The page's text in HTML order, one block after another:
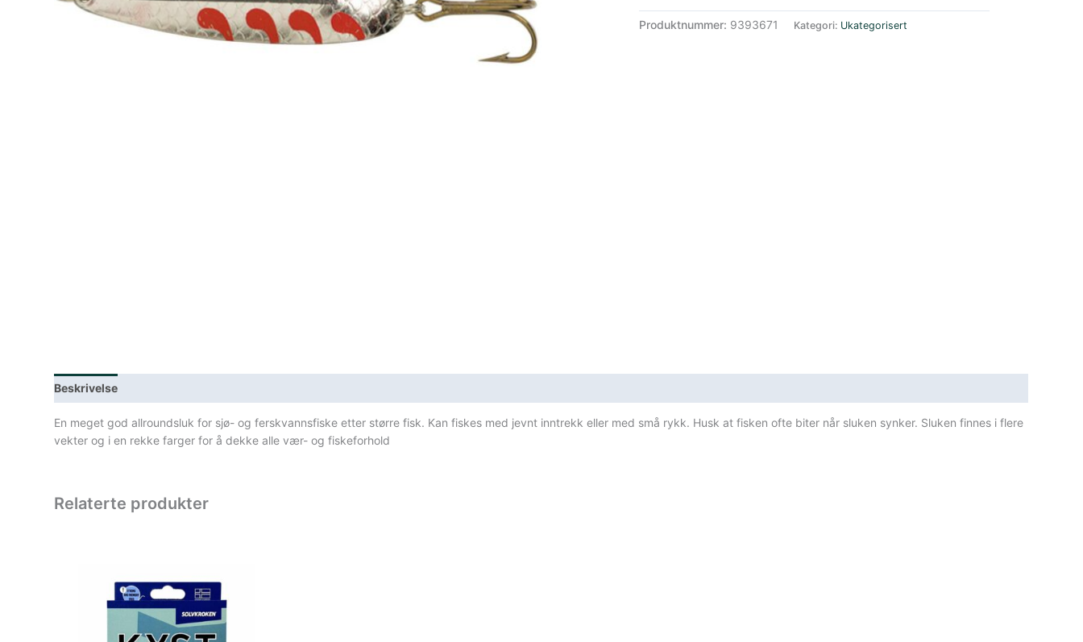
Produktnummer: 9393671 Kategori: Ukategorisert
Beskrivelse
En meget god allroundsluk for sjø- og ferskvannsfiske etter større fisk. Kan fiskes med jevnt inntrekk eller med små rykk. Husk at fisken ofte biter når sluken synker. Sluken finnes i flere
vekter og i en rekke farger for å dekke alle vær- og fiskeforhold
Relaterte produkter